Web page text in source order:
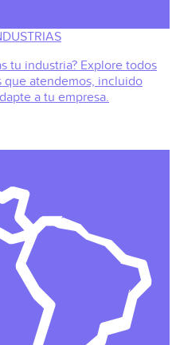
tu industria? Explore todos
que atendemos, incluido
a tu empresa.